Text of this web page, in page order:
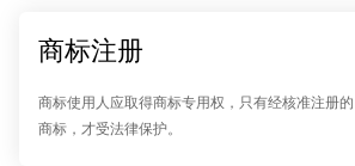
商标注册
商标使用人应取得商标专用权，只有经核准注册的
商标，才受法律保护。